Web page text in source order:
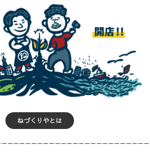
ねづくりやとは